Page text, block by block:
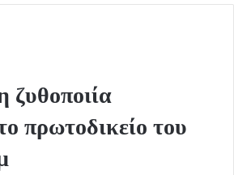
ζυθοποιία
πρωτοδικείο του